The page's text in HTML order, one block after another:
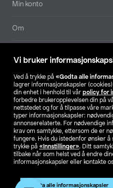
Vi bruker
Ved å trykke på «Godta alle
lagrer informasjonskapsler
din enhet i henhold til vår policy for
forbedre brukeropplevelsen din på
nettstedet og for å tilpasse våre
typer informasjonskapsler:
annonserelaterte. For nødvendige
krav om samtykke, ettersom de er
fungere. Hvis du istedenfor ønsker å
trykke på «Innstillinger». Ditt
tilbake når som helst ved å endre
informasjonskapsler eller kontakte
Godta alle informasjonskapsler
Min konto
Om
Våre selskaper
Finn
SE
Privacy statement Medlemsvilkår